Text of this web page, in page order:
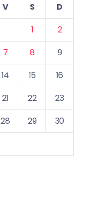
V S
D
1
2
7 8
9
14 15
16
21 22
23
28 29
30